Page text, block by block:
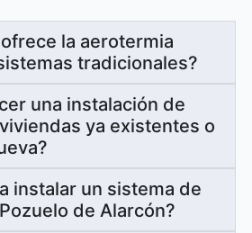
la aerotermia
tradicionales?
una instalación de
ya existentes o
instalar un sistema de
de Alarcón?